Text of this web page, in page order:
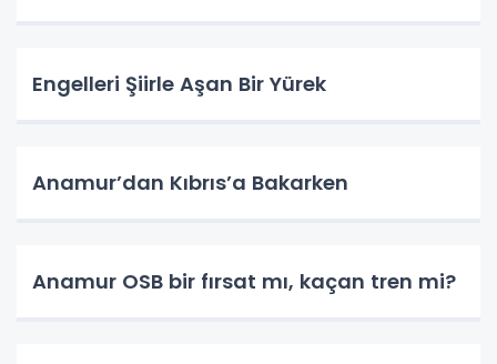
Engelleri Şiirle Aşan Bir Yürek
Anamur’dan Kıbrıs’a Bakarken
Anamur OSB bir fırsat mı, kaçan tren mi?